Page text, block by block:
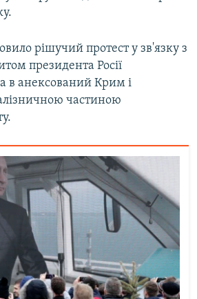
рішучий протест у зв'язку з
президента Росії
в анексований Крим і
частиною